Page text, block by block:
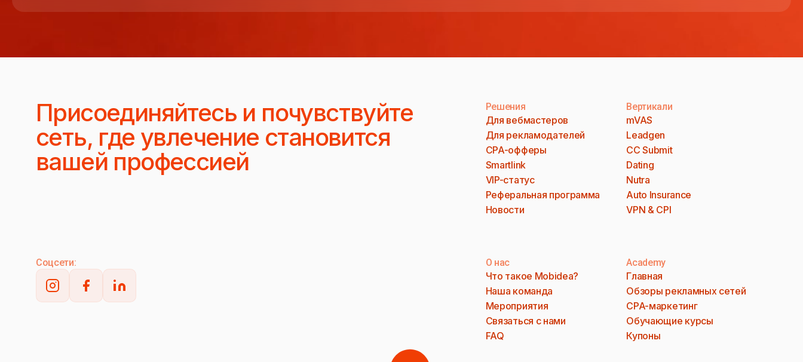
Присоединяйтесь и почувствуйте
сеть, где увлечение становится
вашей профессией
Решения
Для вебмастеров
Для рекламодателей
CPA-офферы
Smartlink
VIP-статус
Реферальная программа
Новости
Вертикали
mVAS
Leadgen
CC Submit
Dating
Nutra
Auto Insurance
VPN & CPI
Соцсети: О нас
Что такое Mobidea?
Наша команда
Мероприятия
Связаться с нами
FAQ
Academy
Главная
Обзоры рекламных сетей
CPA-маркетинг
Обучающие курсы
Купоны